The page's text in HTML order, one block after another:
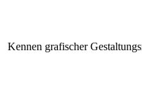
Kennen grafischer